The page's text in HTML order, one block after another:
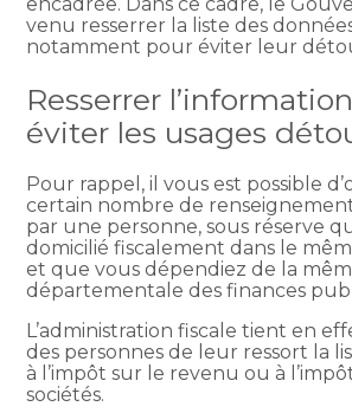
venu resserrer la liste des
notamment pour éviter leur
Resserrer
éviter les usages
Pour rappel, il vous est possible
certain nombre de
par une personne, sous réserve
domicilié fiscalement dans le
et que vous dépendiez de la
départementale des finances
L’administration fiscale tient en
des personnes de leur ressort la
à l’impôt sur le revenu ou à
sociétés.